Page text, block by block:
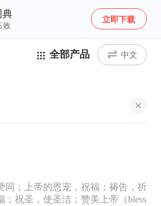
典
效
立即下载
全部产品 中文
同；上帝的恩宠，祝福；祷告，祈
；祝圣，使圣洁；赞美上帝（bless